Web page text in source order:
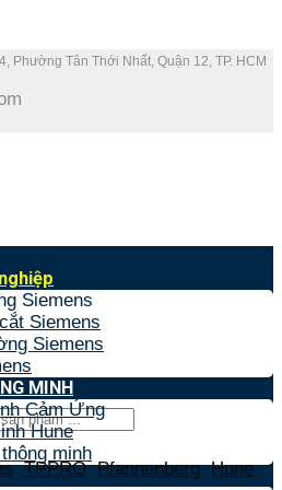
Phường Tân Thới Nhất, Quận 12, TP. HCM
,TPPRO,Pfannenberg,Hune,
Siemens
Siemens
Siemens
MINH
Cảm Ứng
Hune
minh